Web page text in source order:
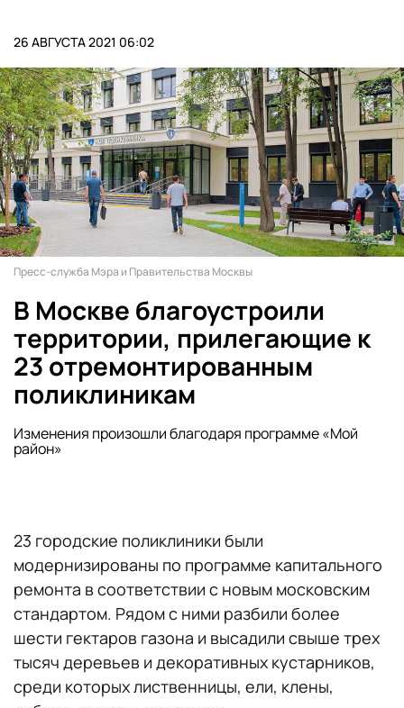
26 АВГУСТА 2021 06:02
Пресс-служба Мэра и Правительства Москвы
В Москве благоустроили
территории, прилегающие к
23 отремонтированным
поликлиникам
Изменения произошли благодаря программе «Мой
район»
23 городские поликлиники были
модернизированы по программе капитального
ремонта в соответствии с новым московским
стандартом. Рядом с ними разбили более
шести гектаров газона и высадили свыше трех
тысяч деревьев и декоративных кустарников,
среди которых лиственницы, ели, клены,